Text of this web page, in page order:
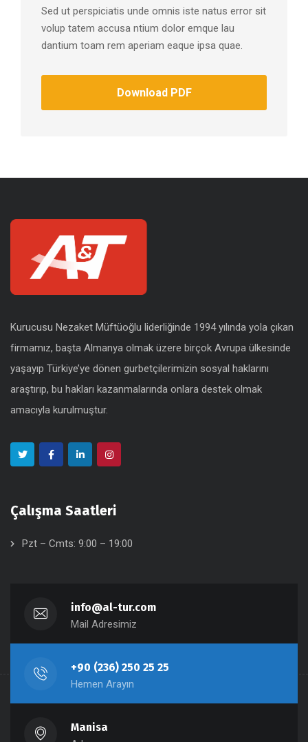
Sed ut perspiciatis unde omnis iste natus error sit
volup tatem accusa ntium dolor emque lau
dantium toam rem aperiam eaque ipsa quae.
Download PDF
Kurucusu Nezaket Müftüoğlu liderliğinde 1994 yılında yola çıkan
firmamız, başta Almanya olmak üzere birçok Avrupa ülkesinde
yaşayıp Türkiye’ye dönen gurbetçilerimizin sosyal haklarını
araştırıp, bu hakları kazanmalarında onlara destek olmak
amacıyla kurulmuştur.
Çalışma Saatleri
Pzt – Cmts: 9:00 – 19:00
info@al-tur.com
Mail Adresimiz
+90 (236) 250 25 25
Hemen Arayın
Manisa